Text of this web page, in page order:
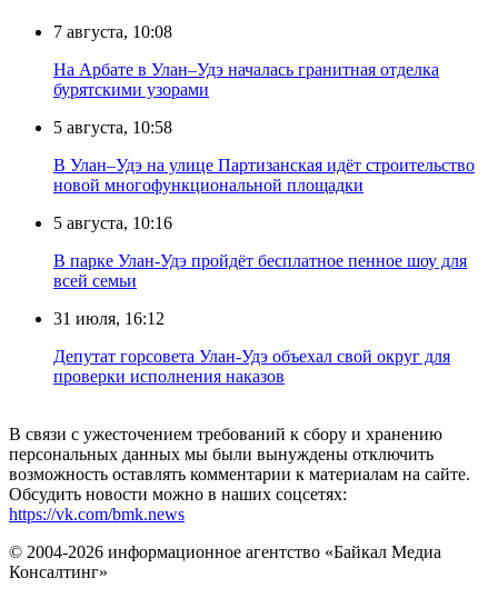
7 августа, 10:08
На Арбате в Улан–Удэ началась гранитная отделка
бурятскими узорами
5 августа, 10:58
В Улан–Удэ на улице Партизанская идёт строительство
новой многофункциональной площадки
5 августа, 10:16
В парке Улан-Удэ пройдёт бесплатное пенное шоу для
всей семьи
31 июля, 16:12
Депутат горсовета Улан-Удэ объехал свой округ для
проверки исполнения наказов
В связи с ужесточением требований к сбору и хранению
персональных данных мы были вынуждены отключить
возможность оставлять комментарии к материалам на сайте.
Обсудить новости можно в наших соцсетях:
https://vk.com/bmk.news
© 2004-2026 информационное агентство «Байкал Медиа
Консалтинг»